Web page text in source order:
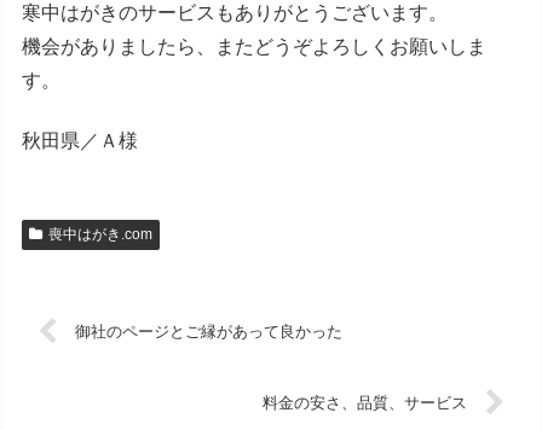
寒中はがきのサービスもありがとうございます。
機会がありましたら、またどうぞよろしくお願いしま
す。
秋田県／Ａ様
喪中はがき.com
御社のページとご縁があって良かった
料金の安さ、品質、サービス